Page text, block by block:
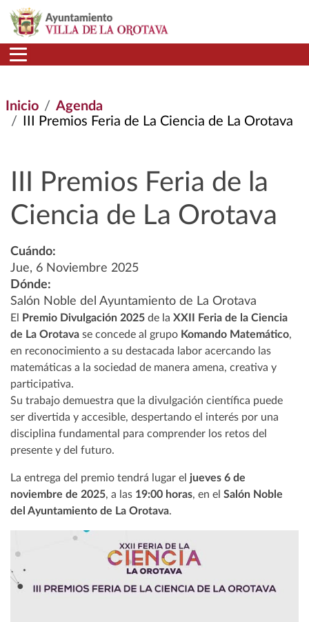
Pasar al contenido principal
Inicio
Agenda
III Premios Feria de La Ciencia de La Orotava
III Premios Feria de la
Ciencia de La Orotava
Cuándo:
Jue, 6 Noviembre 2025
Dónde:
Salón Noble del Ayuntamiento de La Orotava
El Premio Divulgación 2025 de la XXII Feria de la Ciencia
de La Orotava se concede al grupo Komando Matemático,
en reconocimiento a su destacada labor acercando las
matemáticas a la sociedad de manera amena, creativa y
participativa.
Su trabajo demuestra que la divulgación científica puede
ser divertida y accesible, despertando el interés por una
disciplina fundamental para comprender los retos del
presente y del futuro.
La entrega del premio tendrá lugar el jueves 6 de
noviembre de 2025, a las 19:00 horas, en el Salón Noble
del Ayuntamiento de La Orotava.